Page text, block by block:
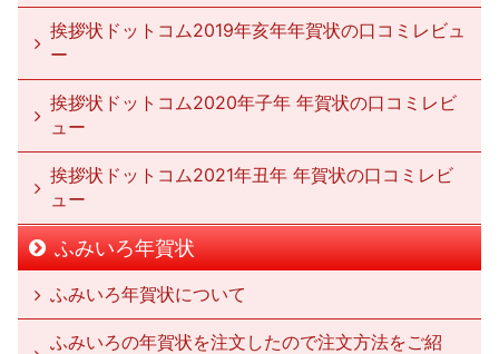
挨拶状ドットコム2019年亥年年賀状の口コミレビュ
ー
挨拶状ドットコム2020年子年 年賀状の口コミレビ
ュー
挨拶状ドットコム2021年丑年 年賀状の口コミレビ
ュー
ふみいろ年賀状
ふみいろ年賀状について
ふみいろの年賀状を注文したので注文方法をご紹